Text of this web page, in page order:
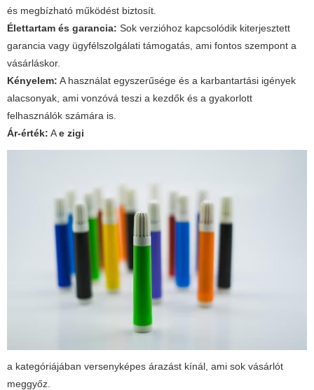
és megbízható működést biztosít.
Élettartam és garancia: Sok verzióhoz kapcsolódik kiterjesztett
garancia vagy ügyfélszolgálati támogatás, ami fontos szempont a
vásárláskor.
Kényelem: A használat egyszerűsége és a karbantartási igények
alacsonyak, ami vonzóvá teszi a kezdők és a gyakorlott
felhasználók számára is.
Ár-érték: Ae zigi
a kategóriájában versenyképes árazást kínál, ami sok vásárlót
meggyőz.